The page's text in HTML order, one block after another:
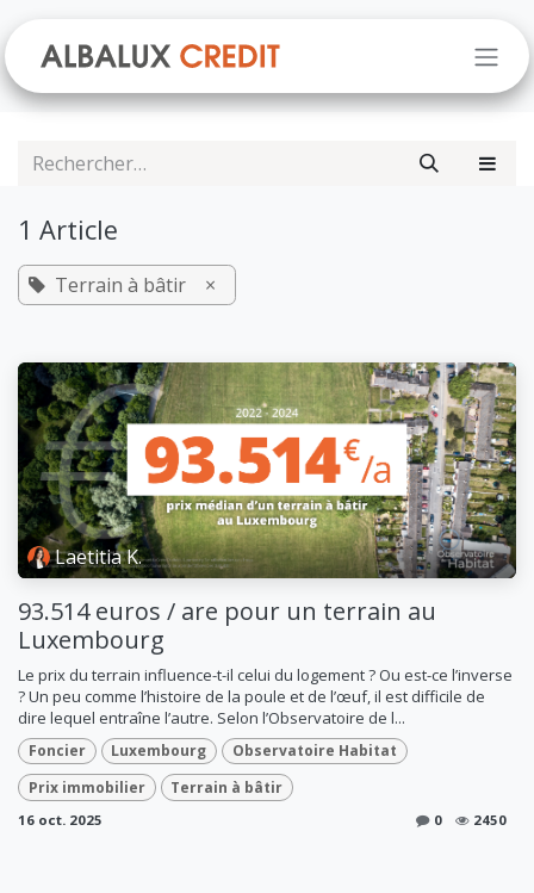
1 Article
Terrain à bâtir ×
Laetitia K.
93.514 euros / are pour un terrain au
Luxembourg
Le prix du terrain influence-t-il celui du logement ? Ou est-ce l’inverse
? Un peu comme l’histoire de la poule et de l’œuf, il est difficile de
dire lequel entraîne l’autre. Selon l’Observatoire de l...
Foncier Luxembourg
Observatoire Habitat
Prix immobilier
Terrain à bâtir
16 oct. 2025 0 2450